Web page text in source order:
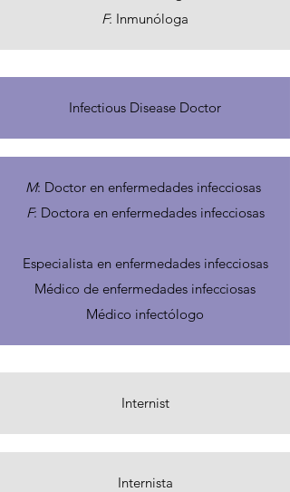
F: Inmunóloga
Infectious Disease Doctor
M: Doctor en enfermedades infecciosas
F: Doctora en enfermedades infecciosas
Especialista en enfermedades infecciosas
Médico de enfermedades infecciosas
Médico infectólogo
Internist
Internista